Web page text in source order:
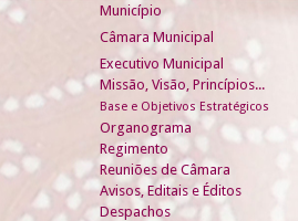
Município
Câmara Municipal
Executivo Municipal
Missão, Visão, Princípios...
Base e Objetivos Estratégicos
Organograma
Regimento
Reuniões de Câmara
Avisos, Editais e Éditos
Despachos